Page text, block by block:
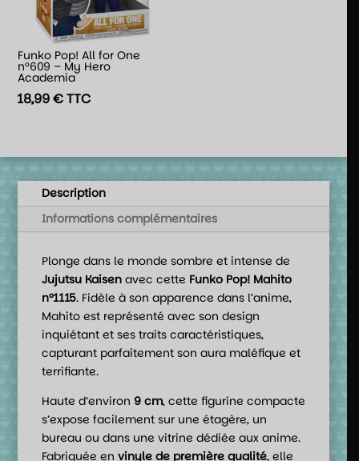
Funko Pop! All for One
n°609 – My Hero
Academia
18,99€TTC
Description
Informations complémentaires
Plonge dans le monde sombre et intense de
Jujutsu Kaisenavec cette Funko Pop! Mahito
n°1115. Fidèle à son apparence dans l’anime,
Mahito est représenté avec son design
inquiétant et ses traits caractéristiques,
capturant parfaitement son aura maléfique et
terrifiante.
Haute d’environ 9 cm, cette figurine compacte
s’expose facilement sur une étagère, un
bureau ou dans une vitrine dédiée aux anime.
Fabriquée en vinyle de première qualité, elle